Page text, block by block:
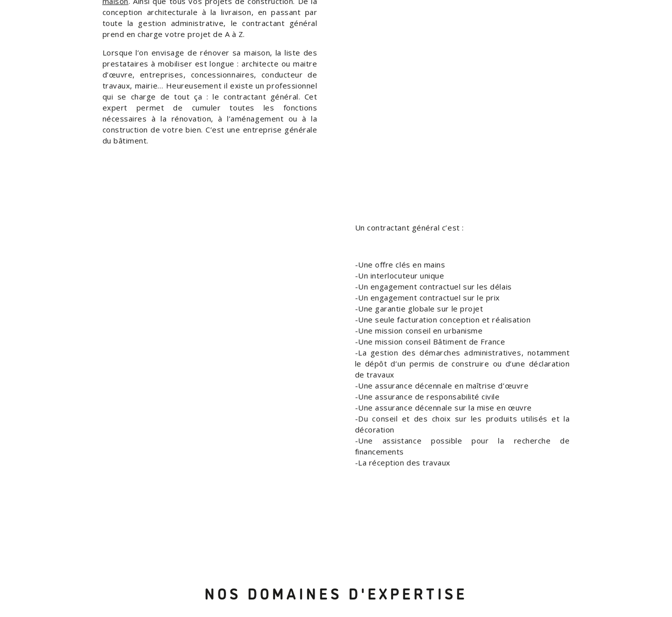
conception architecturale à la livraison, en passant par
toute la gestion administrative, le contractant général
prend en charge votre projet de A à Z.
Lorsque l’on envisage de rénover sa maison, la liste des
prestataires à mobiliser est longue : architecte ou maitre
d’œuvre, entreprises, concessionnaires, conducteur de
travaux, mairie… Heureusement il existe un professionnel
qui se charge de tout ça : le contractant général. Cet
expert permet de cumuler toutes les fonctions
nécessaires à la rénovation, à l’aménagement ou à la
construction de votre bien. C’est une entreprise générale
du bâtiment.
Un contractant général c’est :
Une offre clés en mains
Un interlocuteur unique
Un engagement contractuel sur les délais
Un engagement contractuel sur le prix
Une garantie globale sur le projet
Une seule facturation conception et réalisation
Une mission conseil en urbanisme
Une mission conseil Bâtiment de France
La gestion des démarches administratives, notamment
le dépôt d’un permis de construire ou d’une déclaration
de travaux
Une assurance décennale en maîtrise d’œuvre
Une assurance de responsabilité civile
Une assurance décennale sur la mise en œuvre
Du conseil et des choix sur les produits utilisés et la
décoration
Une assistance possible pour la recherche de
financements
La réception des travaux
NOS DOMAINES D'EXPERTISE